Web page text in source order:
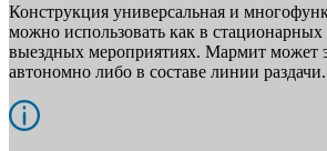
Конструкция универсальная и
можно использовать как в стационарных
выездных мероприятиях. Мармит может
автономно либо в составе линии раздачи.